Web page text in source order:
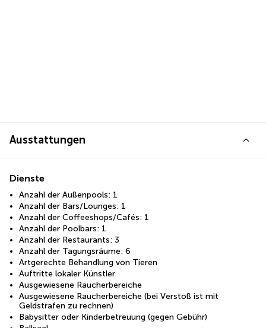
Ausstattungen
Dienste
Anzahl der Außenpools: 1
Anzahl der Bars/Lounges: 1
Anzahl der Coffeeshops/Cafés: 1
Anzahl der Poolbars: 1
Anzahl der Restaurants: 3
Anzahl der Tagungsräume: 6
Artgerechte Behandlung von Tieren
Auftritte lokaler Künstler
Ausgewiesene Raucherbereiche
Ausgewiesene Raucherbereiche (bei Verstoß ist mit
Geldstrafen zu rechnen)
Babysitter oder Kinderbetreuung (gegen Gebühr)